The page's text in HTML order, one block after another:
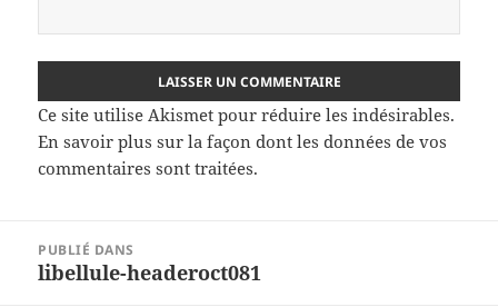
Ce site utilise Akismet pour réduire les indésirables.
En savoir plus sur la façon dont les données de vos
commentaires sont traitées.
l’article
PUBLIÉ DANS
libellule-headeroct081